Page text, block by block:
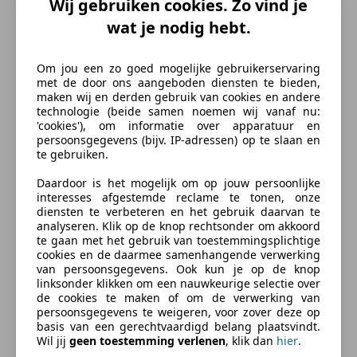
Hill-Hold Control
Keyless Entry
Lichtsensor
Multifunctioneel stuurwiel
Navigatiesysteem
Parkeerhulp
Parkeerhulp achter
Parkeerhulp voor
Regensensor
Schuifdeur links
Schuifdeur rechts
Stoelverwarming
Entertainment en Media
Android Auto
Apple CarPlay
Soort lak
Metallic
Beschrijving
Let op !! Al onze prijzen zijn exclusief BTW, mits
anders vermeld in de advertentie !!
Derks Bedrijfswagens heeft een ruim aanbod
bedrijfswagens: bestelbussen, koel- en vrieswagens.
Alle merken en modellen. Nieuwe en (jong) gebruikt.
We hebben zelfs elektrische vrachtfietsen met het
laadvolume van een kleine bestelauto.
Daarnaast hebben we twee eigen werkplaatsen, waar
alle type bedrijfswagens terecht kunnen. Al ruim 30
jaar verzorgen wij hier onderhoud, reparatie en de
APK. En wij hebben al even lang ervaring in het
meer
Wij gebruiken cookies. Zo vind je
wat je nodig hebt.
Om jou een zo goed mogelijke gebruikerservaring
met de door ons aangeboden diensten te bieden,
maken wij en derden gebruik van cookies en andere
technologie (beide samen noemen wij vanaf nu:
'cookies'), om informatie over apparatuur en
persoonsgegevens (bijv. IP-adressen) op te slaan en
te gebruiken.
Daardoor is het mogelijk om op jouw persoonlijke
interesses afgestemde reclame te tonen, onze
diensten te verbeteren en het gebruik daarvan te
analyseren. Klik op de knop rechtsonder om akkoord
te gaan met het gebruik van toestemmingsplichtige
cookies en de daarmee samenhangende verwerking
van persoonsgegevens. Ook kun je op de knop
linksonder klikken om een nauwkeurige selectie over
de cookies te maken of om de verwerking van
persoonsgegevens te weigeren, voor zover deze op
basis van een gerechtvaardigd belang plaatsvindt.
Wil jij geen toestemming verlenen, klik dan hier.